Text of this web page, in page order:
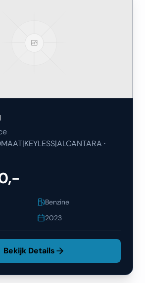
·
Benzine
2023
Bekijk Details